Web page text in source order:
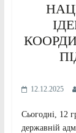
12.12.2025
Сьогодні, 12
державній